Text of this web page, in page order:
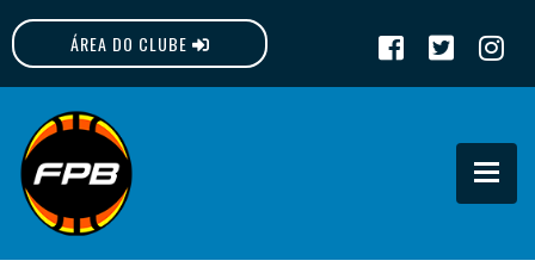
ÁREA DO CLUBE
FPB